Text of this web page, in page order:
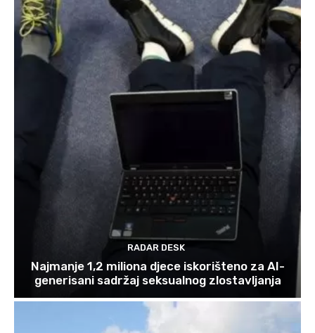
RADAR DESK
Najmanje 1,2 miliona djece iskorišteno za AI-
generisani sadržaj seksualnog zlostavljanja